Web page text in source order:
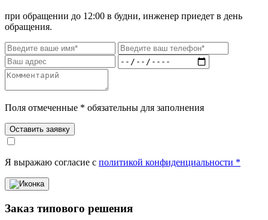
при обращении до 12:00 в будни, инженер приедет в день
обращения.
Поля отмеченные * обязательны для заполнения
Оставить заявку
Я выражаю согласие с политикой конфиденциальности *
Заказ типового решения